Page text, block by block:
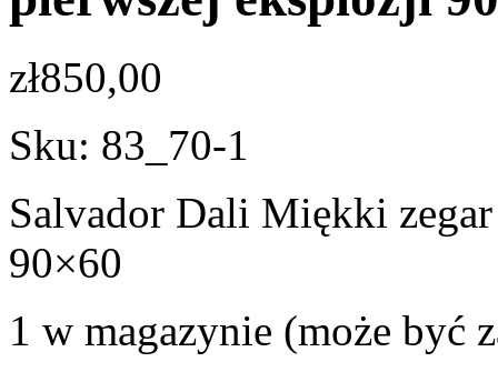
zł850,00
Sku: 83_70-1
Salvador Dali Miękki
90×60
1 w magazynie (może być